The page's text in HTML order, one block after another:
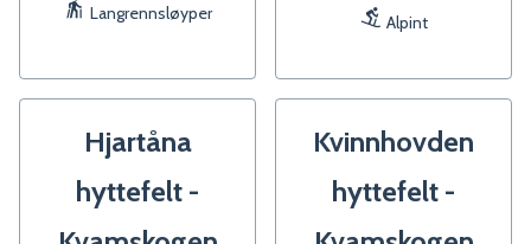
Langrennsløyper
Alpint
Hjartåna
hyttefelt -
Kvinnhovden
hyttefelt -